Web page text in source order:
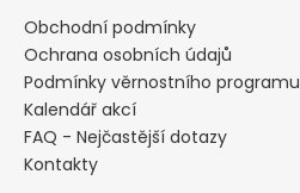
Obchodní podmínky
Ochrana osobních údajů
Podmínky věrnostního programu
Kalendář akcí
FAQ - Nejčastější dotazy
Kontakty